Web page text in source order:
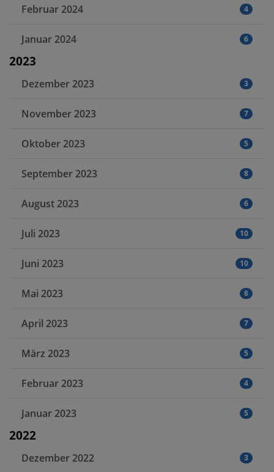
Februar 2024 4
Januar 2024 6
2023
Dezember 2023 3
November 2023 7
Oktober 2023 5
September 2023 8
August 2023 6
Juli 2023 10
Juni 2023 10
Mai 2023 8
April 2023 7
März 2023 5
Februar 2023 4
Januar 2023 5
2022
Dezember 2022 3